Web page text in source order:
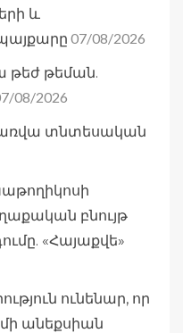
և
07/08/2026
թեժ թեման.
08/2026
տնտեսական
բնույթ
«Հայաքվե»
ունենար, որ
անեքսիան